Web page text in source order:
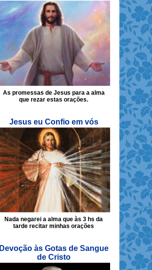
As promessas de Jesus para a alma
que rezar estas orações.
Jesus eu Confio em vós
Nada negarei a alma que às 3 hs da
tarde recitar minhas orações
Devoção às Gotas de Sangue
de Cristo